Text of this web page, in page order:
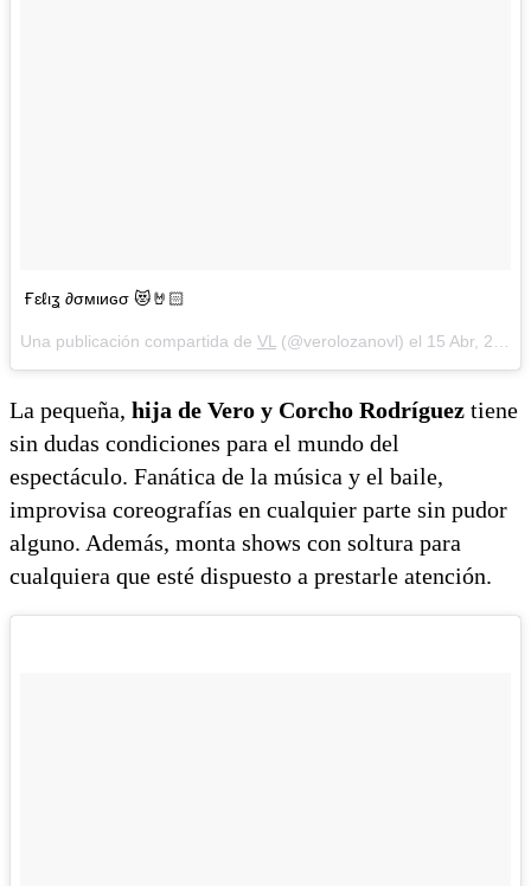
Ғɛℓιʓ ∂σмιиɢσ 😻🤘🏻
Una publicación compartida de VL (@verolozanovl) el 15 Abr, 2018 a las 8:59 PDT
La pequeña, hija de Vero y Corcho Rodríguez tiene
sin dudas condiciones para el mundo del
espectáculo. Fanática de la música y el baile,
improvisa coreografías en cualquier parte sin pudor
alguno. Además, monta shows con soltura para
cualquiera que esté dispuesto a prestarle atención.